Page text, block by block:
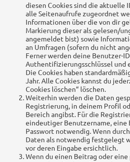
diesen Cookies sind die aktuelle
alle Seitenaufrufe zugeordnet
Informationen über die von dir
Markierung dieser als gelesen/
angemeldet bist) sowie
an Umfragen (sofern du nicht
Ferner werden deine Benutzer-
Authentifizierungsschlüssel und
Die Cookies haben
Jahr. Alle Cookies kannst du
Cookies löschen“ löschen.
Weiterhin werden die Daten
Registrierung, in deinem Profil
Bereich angibst. Für die
eindeutiger Benutzername, eine
Passwort notwendig. Wenn
Daten als notwendig festgelegt
vor deren Eingabe ersichtlich.
Wenn du einen Beitrag oder